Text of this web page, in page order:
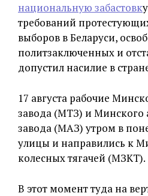
национальную забастовк
требований
выборов в Беларуси,
политзаключенных и
допустил насилие в
17 августа рабочие
завода (МТЗ) и Минского
завода (МАЗ) утром в
улицы и направились к
колесных тягачей (МЗКТ).
В этот момент туда на